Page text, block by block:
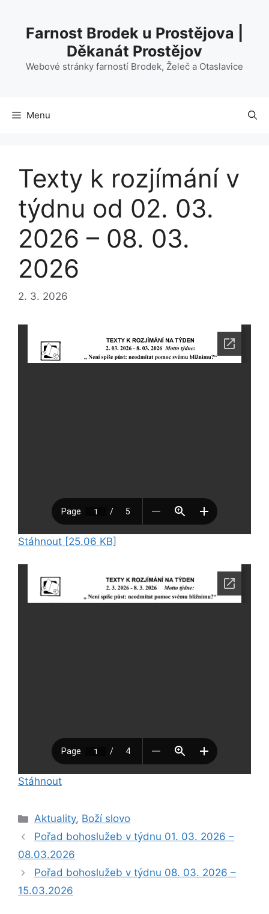
obsahFarnost Brodek u Prostějova |
Děkanát Prostějov
Webové stránky farností Brodek, Želeč a Otaslavice
Menu
Texty k rozjímání v
týdnu od 02. 03.
2026 – 08. 03.
2026
2. 3. 2026
Stáhnout [25.06 KB]
Stáhnout
Rubriky
Aktuality, Boží slovo
Pořad bohoslužeb v týdnu 01. 03. 2026 –
08.03.2026
Pořad bohoslužeb v týdnu 08. 03. 2026 –
15.03.2026